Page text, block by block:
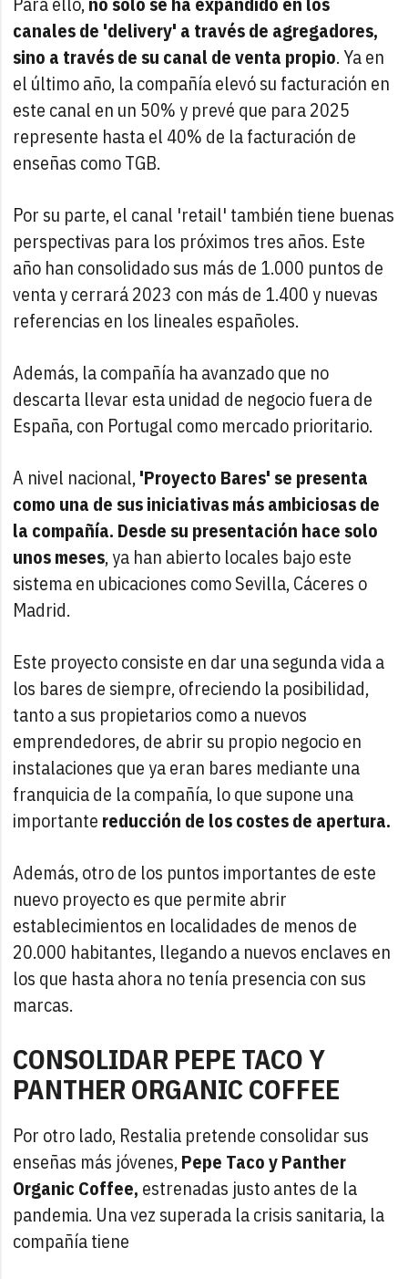
canales de 'delivery' a través de agregadores,
sino a través de su canal de venta propio. Ya en
el último año, la compañía elevó su facturación en
este canal en un 50% y prevé que para 2025
represente hasta el 40% de la facturación de
enseñas como TGB.
Por su parte, el canal 'retail' también tiene buenas
perspectivas para los próximos tres años. Este
año han consolidado sus más de 1.000 puntos de
venta y cerrará 2023 con más de 1.400 y nuevas
referencias en los lineales españoles.
Además, la compañía ha avanzado que no
descarta llevar esta unidad de negocio fuera de
España, con Portugal como mercado prioritario.
A nivel nacional,'Proyecto Bares' se presenta
como una de sus iniciativas más ambiciosas de
la compañía. Desde su presentación hace solo
unos meses, ya han abierto locales bajo este
sistema en ubicaciones como Sevilla, Cáceres o
Madrid.
Este proyecto consiste en dar una segunda vida a
los bares de siempre, ofreciendo la posibilidad,
tanto a sus propietarios como a nuevos
emprendedores, de abrir su propio negocio en
instalaciones que ya eran bares mediante una
franquicia de la compañía, lo que supone una
importante reducción de los costes de apertura.
Además, otro de los puntos importantes de este
nuevo proyecto es que permite abrir
establecimientos en localidades de menos de
20.000 habitantes, llegando a nuevos enclaves en
los que hasta ahora no tenía presencia con sus
marcas.
CONSOLIDAR PEPE TACO Y
PANTHER ORGANIC COFFEE
Por otro lado, Restalia pretende consolidar sus
enseñas más jóvenes,Pepe Taco y Panther
Organic Coffee, estrenadas justo antes de la
pandemia. Una vez superada la crisis sanitaria, la
compañía tiene